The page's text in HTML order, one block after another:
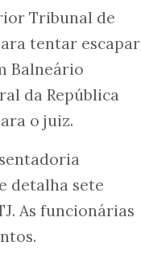
Tribunal de
tentar escapar
Balneário
da República
o juiz.
detalha sete
As funcionárias